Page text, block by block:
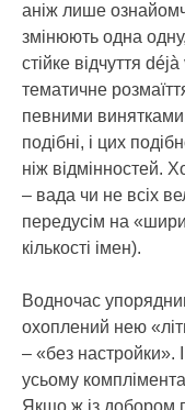
аніж лише
змінюють одна
стійке відчуття
тематичне
певними
подібні, і цих
ніж відмінностей.
– вада чи не всіх
передусім на
кількості імен).
Водночас
охоплений нею
– «без настройки».
усьому
Якщо ж із добором